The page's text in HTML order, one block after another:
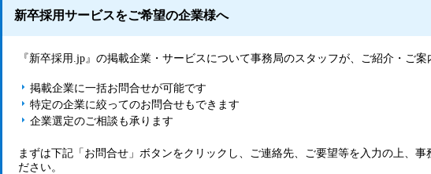
新卒採用サービスをご希望の企業様へ
『新卒採用.jp』の掲載企業・サービスについて事務局のスタッフが、ご紹介・ご案
掲載企業に一括お問合せが可能です
特定の企業に絞ってのお問合せもできます
企業選定のご相談も承ります
まずは下記「お問合せ」ボタンをクリックし、ご連絡先、ご要望等を入力の上、事
ださい。